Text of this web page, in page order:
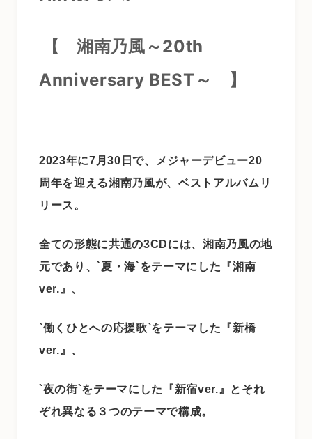
【 湘南乃風～20th
Anniversary BEST～
】
2023年に7月30日で、メジャーデビュー20
周年を迎える湘南乃風が、ベストアルバムリ
リース。
全ての形態に共通の3CDには、湘南乃風の地
元であり、`夏・海`をテーマにした『湘南
ver.』、
`働くひとへの応援歌`をテーマした『新橋
ver.』、
`夜の街`をテーマにした『新宿ver.』とそれ
ぞれ異なる３つのテーマで構成。